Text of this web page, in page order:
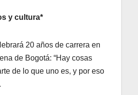
y cultura*
20 años de carrera en
de Bogotá: “Hay cosas
de lo que uno es, y por eso